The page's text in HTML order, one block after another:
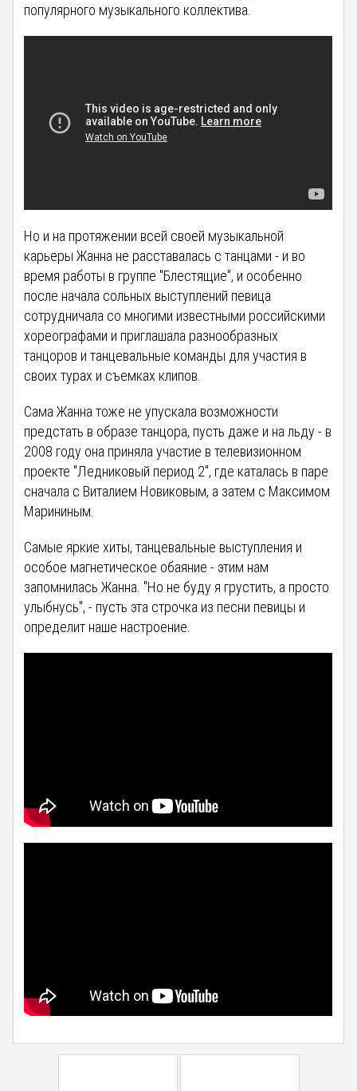
популярного музыкального коллектива.
Но и на протяжении всей своей музыкальной
карьеры Жанна не расставалась с танцами - и во
время работы в группе "Блестящие", и особенно
после начала сольных выступлений певица
сотрудничала со многими известными российскими
хореографами и приглашала разнообразных
танцоров и танцевальные команды для участия в
своих турах и съемках клипов.
Сама Жанна тоже не упускала возможности
предстать в образе танцора, пусть даже и на льду - в
2008 году она приняла участие в телевизионном
проекте "Ледниковый период 2", где каталась в паре
сначала с Виталием Новиковым, а затем с Максимом
Марининым.
Самые яркие хиты, танцевальные выступления и
особое магнетическое обаяние - этим нам
запомнилась Жанна. "Но не буду я грустить, а просто
улыбнусь", - пусть эта строчка из песни певицы и
определит наше настроение.